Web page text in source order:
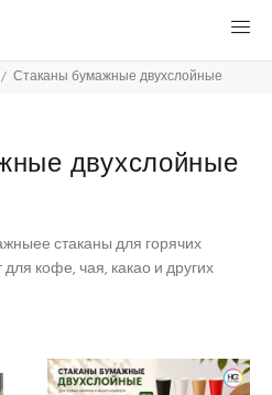
Стаканы бумажные двухслойные
двухслойные
стаканы для горячих
кофе, чая, какао и других